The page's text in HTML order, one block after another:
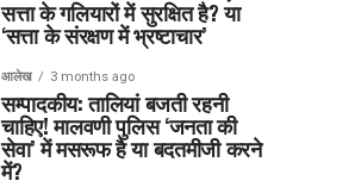
सत्ता के गलियारों में सुरक्षित है? या
‘सत्ता के संरक्षण में भ्रष्टाचार’
आलेख 3 months ago
सम्पादकीय: तालियां बजती रहनी
चाहिए! मालवणी पुलिस ‘जनता की
सेवा’ में मसरूफ है या बदतमीजी करने
में?